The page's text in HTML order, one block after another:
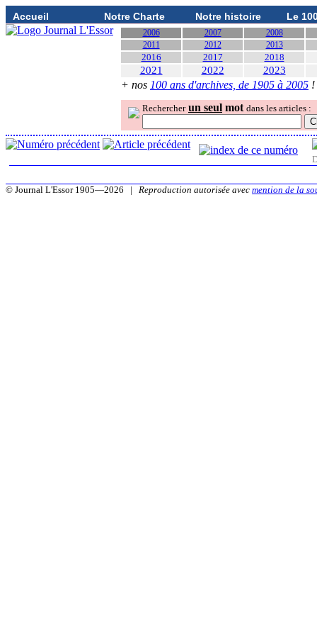
Accueil Notre Charte Notre histoire Le
2006 2007
2008
2011
2012 2013
2016 2017 2018
2021 2022 2023
+ nos 100 ans d'archives, de 1905 à 2005 !
Rechercher un seul mot dans les articles :
© Journal L'Essor 1905—2026 | Reproduction autorisée avec mention de la